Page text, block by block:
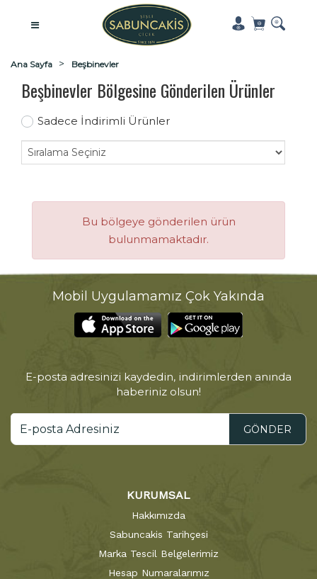
Ana Sayfa Beşbinevler
Beşbinevler Bölgesine Gönderilen Ürünler
Sadece İndirimli Ürünler
Bu bölgeye gönderilen ürün
bulunmamaktadır.
Mobil Uygulamamız Çok Yakında
E-posta adresinizi kaydedin, indirimlerden anında
haberiniz olsun!
GÖNDER
KURUMSAL
Hakkımızda
Sabuncakis Tarihçesi
Marka Tescil Belgelerimiz
Hesap Numaralarımız